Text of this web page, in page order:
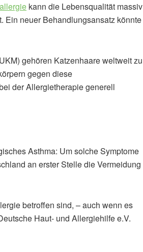
kann die Lebensqualität massiv
Ein neuer Behandlungsansatz könnte
gehören Katzenhaare weltweit zu
gegen diese
der Allergietherapie generell
Asthma: Um solche Symptome
an erster Stelle die Vermeidung
betroffen sind, – auch wenn es
Haut- und Allergiehilfe e.V.